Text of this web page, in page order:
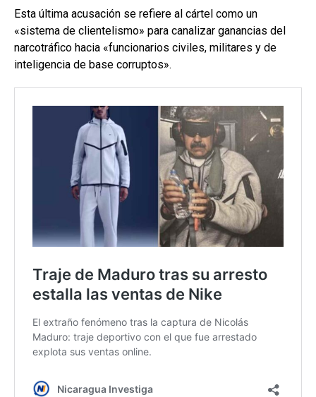
Esta última acusación se refiere al cártel como un
«sistema de clientelismo» para canalizar ganancias del
narcotráfico hacia «funcionarios civiles, militares y de
inteligencia de base corruptos».